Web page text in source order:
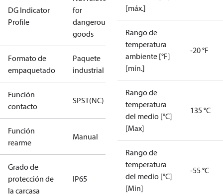
DG Indicator
Profile
for
dangerous
goods
Formato de
empaquetado
Paquete
industrial
Función
contacto
SPST(NC)
Función
rearme
Manual
Grado de
protección de
la carcasa
IP65
[máx.]
Rango de
temperatura
ambiente [°F]
[mín.]
-20 °F
Rango de
temperatura
del medio [°C]
[Max]
135 °C
Rango de
temperatura
del medio [°C]
[Min]
-55 °C